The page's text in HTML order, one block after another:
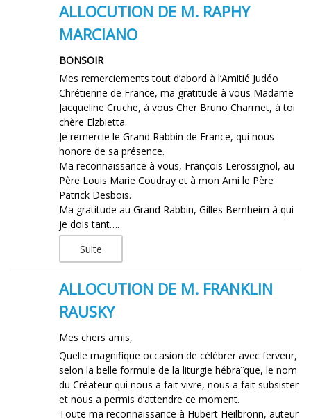
ALLOCUTION DE M. RAPHY
MARCIANO
BONSOIR
Mes remerciements tout d’abord à l’Amitié Judéo
Chrétienne de France, ma gratitude à vous Madame
Jacqueline Cruche, à vous Cher Bruno Charmet, à toi
chère Elzbietta.
Je remercie le Grand Rabbin de France, qui nous
honore de sa présence.
Ma reconnaissance à vous, François Lerossignol, au
Père Louis Marie Coudray et à mon Ami le Père
Patrick Desbois.
Ma gratitude au Grand Rabbin, Gilles Bernheim à qui
je dois tant….
Suite
ALLOCUTION DE M. FRANKLIN
RAUSKY
Mes chers amis,
Quelle magnifique occasion de célébrer avec ferveur,
selon la belle formule de la liturgie hébraïque, le nom
du Créateur qui nous a fait vivre, nous a fait subsister
et nous a permis d’attendre ce moment.
Toute ma reconnaissance à Hubert Heilbronn, auteur